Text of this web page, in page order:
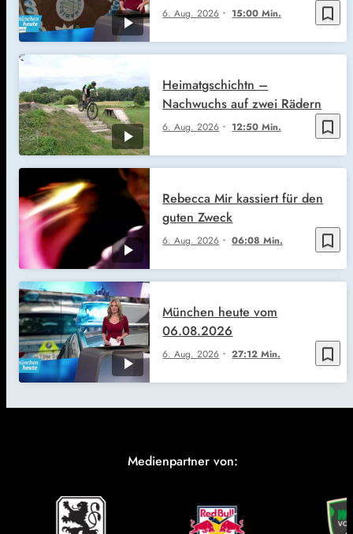
bookmark_border
6. Aug. 2026 15:00 Min.
bookmark_border
6. Aug. 2026 12:50 Min.
Heimatgschichtn –
Nachwuchs auf zwei Rädern
bookmark_border
6. Aug. 2026 06:08 Min.
Rebecca Mir kassiert für den
guten Zweck
bookmark_border
6. Aug. 2026 27:12 Min.
München heute vom
06.08.2026
Medienpartner von: